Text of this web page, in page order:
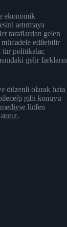
ekonomik
artırmaya
taraflardan gelen
mücadele edilebilir
tür politikalar,
gelir farkların
düzenli olarak hata
gibi konuyu
lütfen